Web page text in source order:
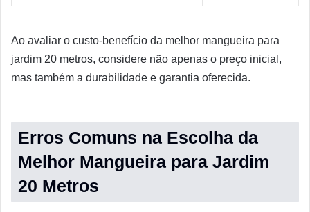
Ao avaliar o custo-benefício da melhor mangueira para
jardim 20 metros, considere não apenas o preço inicial,
mas também a durabilidade e garantia oferecida.
Erros Comuns na Escolha da
Melhor Mangueira para Jardim
20 Metros